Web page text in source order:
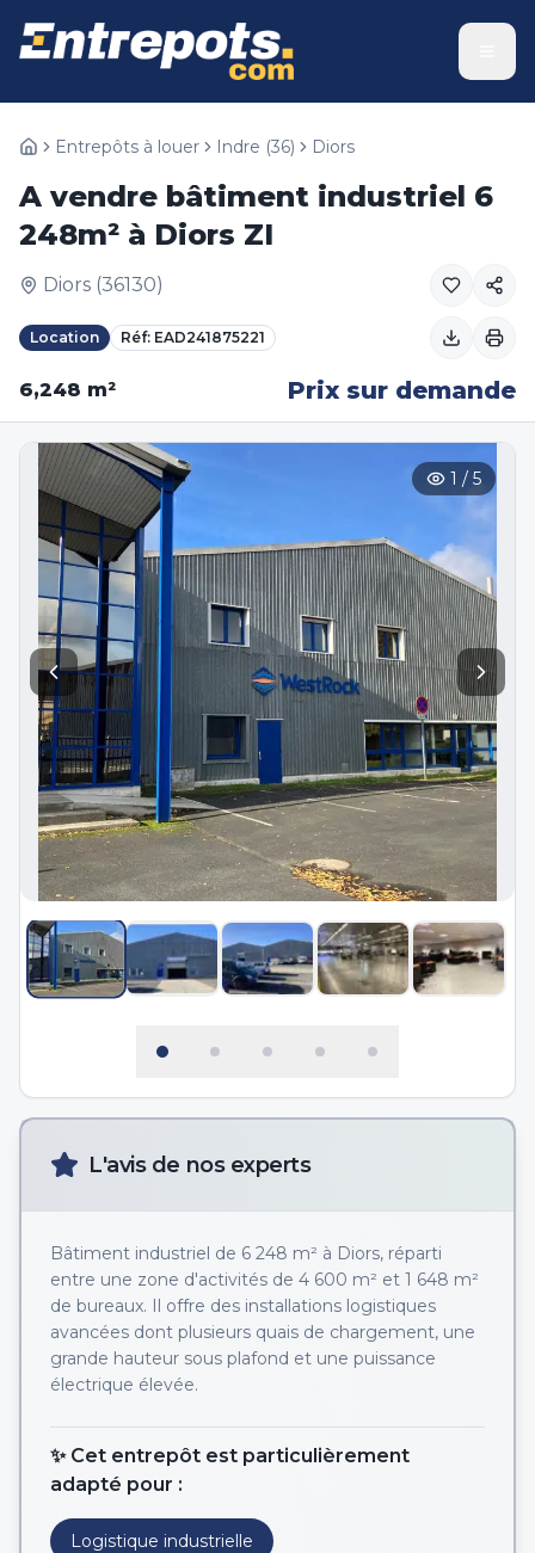
Entrepôts à louer Indre (36) Diors
A vendre bâtiment industriel 6
248m² à Diors ZI
Diors (36130)
Location Réf: EAD241875221
6,248 m² Prix sur demande
1 / 5
L'avis de nos experts
Bâtiment industriel de 6 248 m² à Diors, réparti
entre une zone d'activités de 4 600 m² et 1 648 m²
de bureaux. Il offre des installations logistiques
avancées dont plusieurs quais de chargement, une
grande hauteur sous plafond et une puissance
électrique élevée.
✨ Cet entrepôt est particulièrement
adapté pour :
Logistique industrielle